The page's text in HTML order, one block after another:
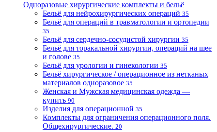
Одноразовые хирургические комплекты и бельё
Бельё для нейрохирургических операций 35
Бельё для операций в травматологии и ортопедии
35
Бельё для сердечно-сосудистой хирургии 35
Бельё для торакальной хирургии, операций на шее
и голове 35
Бельё для урологии и гинекологии 35
Бельё хирургическое / операционное из нетканых
материалов одноразовое 35
Женская и Мужская медицинская одежда —
купить 90
Изделия для операционной 35
Комплекты для ограничения операционного поля.
Общехирургические. 20